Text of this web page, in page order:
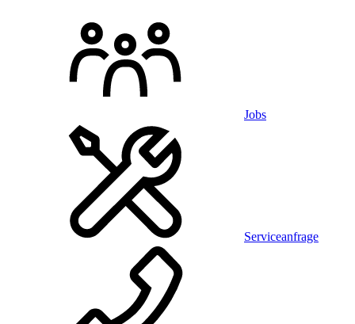
Jobs
Serviceanfrage